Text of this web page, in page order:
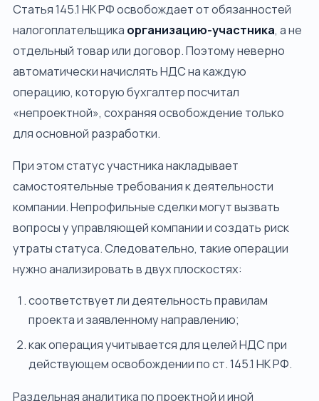
Статья 145.1 НК РФ освобождает от обязанностей
налогоплательщика организацию-участника, а не
отдельный товар или договор. Поэтому неверно
автоматически начислять НДС на каждую
операцию, которую бухгалтер посчитал
«непроектной», сохраняя освобождение только
для основной разработки.
При этом статус участника накладывает
самостоятельные требования к деятельности
компании. Непрофильные сделки могут вызвать
вопросы у управляющей компании и создать риск
утраты статуса. Следовательно, такие операции
нужно анализировать в двух плоскостях:
соответствует ли деятельность правилам
проекта и заявленному направлению;
как операция учитывается для целей НДС при
действующем освобождении по ст. 145.1 НК РФ.
Раздельная аналитика по проектной и иной